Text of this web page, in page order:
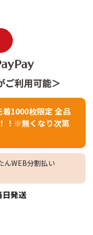
1000枚限定 全品
！※無くなり次第
んWEB分割払い
発送